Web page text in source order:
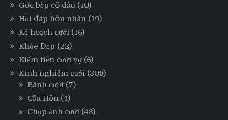
Góc bếp cô dâu (10)
Hỏi đáp hôn nhân (19)
Kế hoạch cưới (16)
Khỏe Đẹp (22)
Kiếm tiền cưới vợ (6)
Kinh nghiệm cưới (308)
Bánh cưới (7)
Cầu Hôn (4)
Chụp ảnh cưới (43)